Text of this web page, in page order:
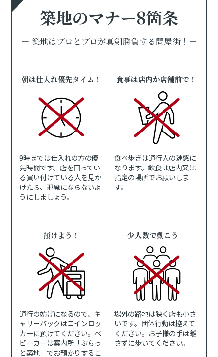
築地のマナー8箇条
－ 築地はプロとプロが真剣勝負する問屋街！－
朝は仕入れ優先タイム！
9時までは仕入れの方の優
先時間です。店を回ってい
る買い付けている人を見か
けたら、邪魔にならないよ
うにしましょう。
食事は店内か店舗前で！
食べ歩きは通行人の迷惑に
なります。飲食は店内又は
指定の場所でお願いしま
す。
預けよう！
通行の妨げになるので、キ
ャリーバックはコインロッ
カーに預けてください。ベ
ビーカーは案内所「ぷらっ
と築地」でお預かりするこ
少人数で動こう！
場外の路地は狭く店も小さ
いです。団体行動は控えて
ください。お子様の手は離
さずに歩いてください。